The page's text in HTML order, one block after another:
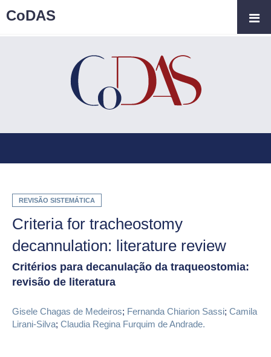
REVISÃO SISTEMÁTICA
Criteria for tracheostomy
decannulation: literature review
Critérios para decanulação da traqueostomia:
revisão de literatura
Gisele Chagas de Medeiros; Fernanda Chiarion Sassi; Camila
Lirani-Silva; Claudia Regina Furquim de Andrade.
CoDAS